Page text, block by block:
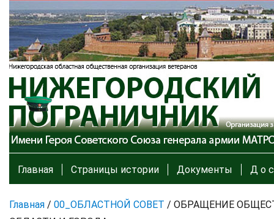
Главная Страницы истории Документы Д о с
Главная / 00_ОБЛАСТНОЙ СОВЕТ / ОБРАЩЕНИЕ